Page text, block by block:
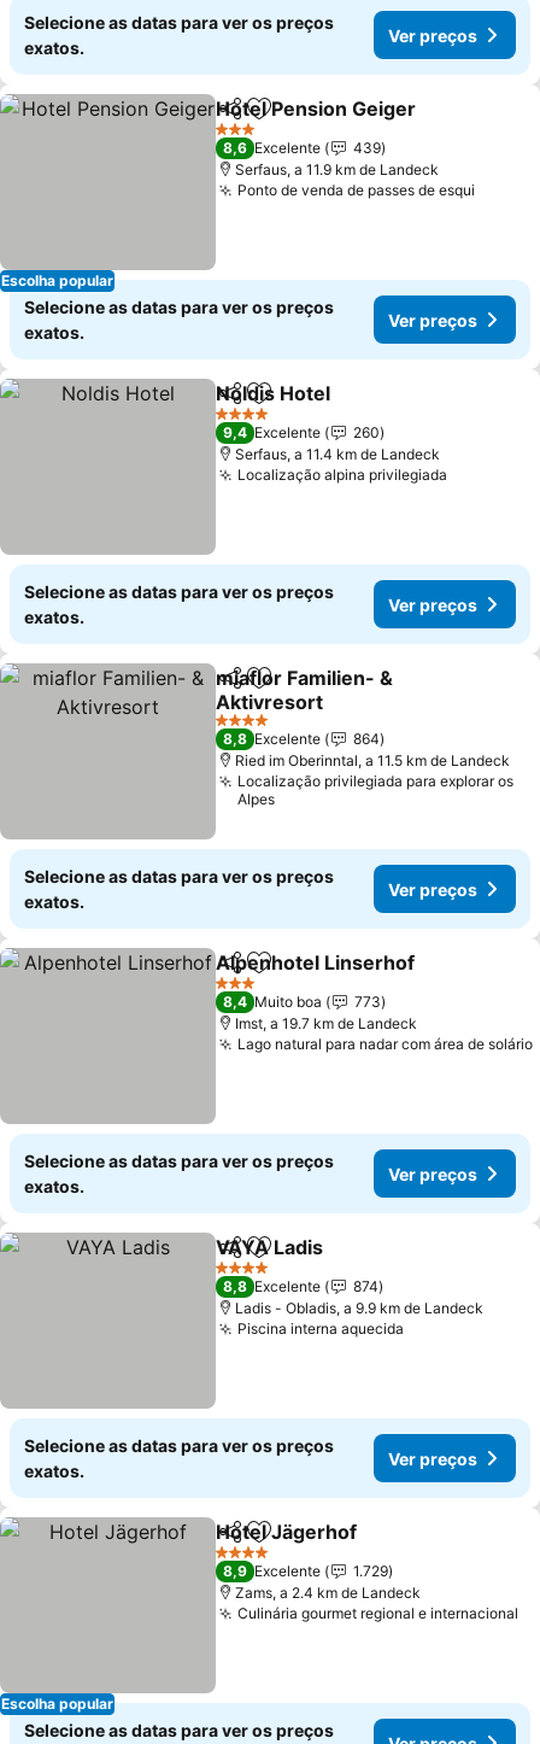
Selecione as datas para ver os preços
exatos.
Ver preços
Escolha popular
PartilharAdicionar aos favoritos
Hotel Pension Geiger
3 Estrelas
8,6 Excelente
439
Serfaus, a 11.9 km de Landeck
Ponto de venda de passes de esqui
Selecione as datas para ver os preços
exatos.
Ver preços
PartilharAdicionar aos favoritos
Noldis Hotel
4 Estrelas
9,4 Excelente
260
Serfaus, a 11.4 km de Landeck
Localização alpina privilegiada
Selecione as datas para ver os preços
exatos.
Ver preços
PartilharAdicionar aos favoritos
miaflor Familien- &
Aktivresort
4 Estrelas
8,8 Excelente
864
Ried im Oberinntal, a 11.5 km de Landeck
Localização privilegiada para explorar os
Alpes
Selecione as datas para ver os preços
exatos.
Ver preços
PartilharAdicionar aos favoritos
Alpenhotel Linserhof
3 Estrelas
8,4 Muito boa
773
Imst, a 19.7 km de Landeck
Lago natural para nadar com área de solário
Selecione as datas para ver os preços
exatos.
Ver preços
PartilharAdicionar aos favoritos
VAYA Ladis
4 Estrelas
8,8 Excelente
874
Ladis - Obladis, a 9.9 km de Landeck
Piscina interna aquecida
Selecione as datas para ver os preços
exatos.
Ver preços
Escolha popular
PartilharAdicionar aos favoritos
Hotel Jägerhof
4 Estrelas
8,9 Excelente
1.729
Zams, a 2.4 km de Landeck
Culinária gourmet regional e internacional
Selecione as datas para ver os preços